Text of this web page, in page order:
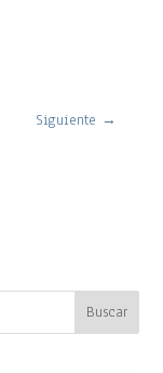
Siguiente →